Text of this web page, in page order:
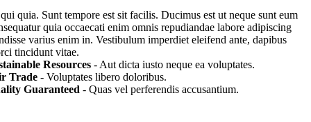
quia. Sunt tempore est sit facilis. Ducimus est ut neque sunt eum
quia occaecati enim omnis repudiandae labore adipiscing
varius enim in. Vestibulum imperdiet eleifend ante, dapibus
tincidunt vitae.
Resources - Aut dicta iusto neque ea voluptates.
Trade - Voluptates libero doloribus.
Guaranteed - Quas vel perferendis accusantium.